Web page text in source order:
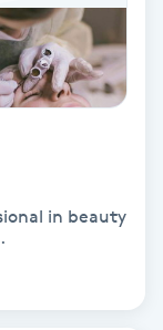
in beauty